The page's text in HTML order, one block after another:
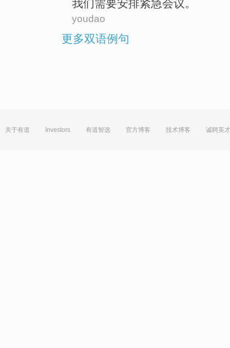
我们需要安排紧急会议。
youdao
更多双语例句
关于有道 Investors 有道智选 官方博客 技术博客 诚聘英才